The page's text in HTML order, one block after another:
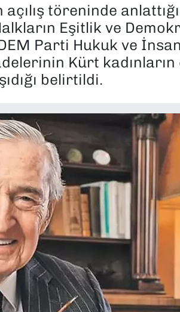
töreninde
Eşitlik ve
Parti Hukuk ve
Kürt
belirtildi.